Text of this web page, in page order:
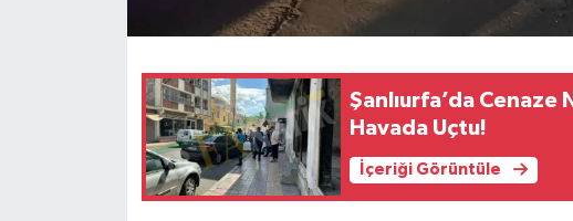
Şanlıurfa’da Cenaze
Havada Uçtu!
İçeriği Görüntüle